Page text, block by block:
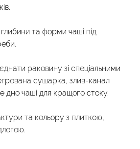
та форми чаші під
раковину зі спеціальними
сушарка, злив-канал
дно чаші для кращого стоку.
та кольору з плиткою,